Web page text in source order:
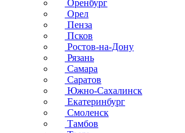
Оренбург
Орел
Пенза
Псков
Ростов-на-Дону
Рязань
Самара
Саратов
Южно-Сахалинск
Екатеринбург
Смоленск
Тамбов